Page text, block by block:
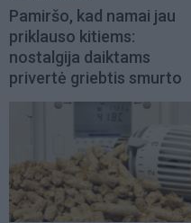
Pamiršo, kad namai jau
priklauso kitiems:
nostalgija daiktams
privertė griebtis smurto